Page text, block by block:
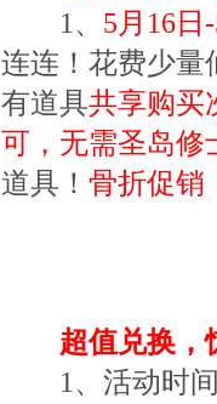
1、 5月16日
连连！花费少量
有道具共享购买
可，无需圣岛修
道具！ 骨折促销
超值兑换，
1、活动时